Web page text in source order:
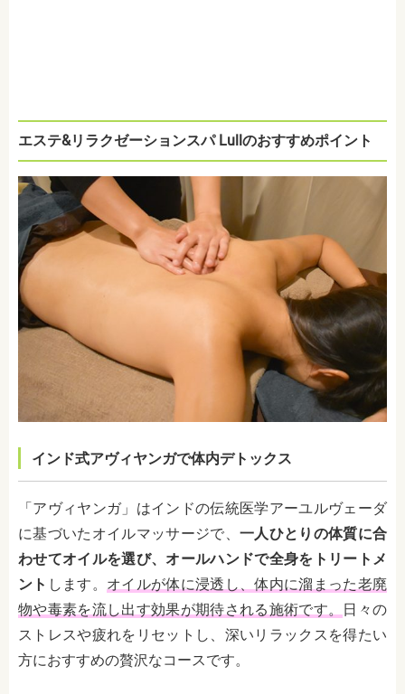
エステ&リラクゼーションスパ Lullのおすすめポイント
インド式アヴィヤンガで体内デトックス
「アヴィヤンガ」はインドの伝統医学アーユルヴェーダ
に基づいたオイルマッサージで、 一人ひとりの体質に合
わせてオイルを選び、オールハンドで全身をトリートメ
ント します。 オイルが体に浸透し、体内に溜まった老廃
物や毒素を流し出す効果が期待される施術です。 日々の
ストレスや疲れをリセットし、深いリラックスを得たい
方におすすめの贅沢なコースです。